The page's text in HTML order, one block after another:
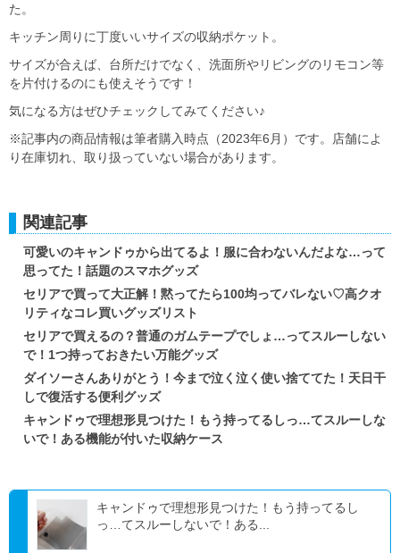
た。
キッチン周りに丁度いいサイズの収納ポケット。
サイズが合えば、台所だけでなく、洗面所やリビングのリモコン等
を片付けるのにも使えそうです！
気になる方はぜひチェックしてみてください♪
※記事内の商品情報は筆者購入時点（2023年6月）です。店舗によ
り在庫切れ、取り扱っていない場合があります。
関連記事
可愛いのキャンドゥから出てるよ！服に合わないんだよな…って
思ってた！話題のスマホグッズ
セリアで買って大正解！黙ってたら100均ってバレない♡高クオ
リティなコレ買いグッズリスト
セリアで買えるの？普通のガムテープでしょ…ってスルーしない
で！1つ持っておきたい万能グッズ
ダイソーさんありがとう！今まで泣く泣く使い捨ててた！天日干
しで復活する便利グッズ
キャンドゥで理想形見つけた！もう持ってるしっ…てスルーしな
いで！ある機能が付いた収納ケース
キャンドゥで理想形見つけた！もう持ってるし
っ…てスルーしないで！ある...